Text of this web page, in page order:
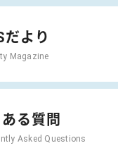
だより
Magazine
る質問
Asked Questions